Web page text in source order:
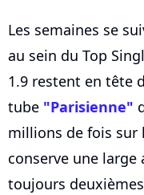
Les semaines se
au sein du Top
1.9 restent en tête
tube "Parisienne"
millions de fois sur
conserve une large
toujours